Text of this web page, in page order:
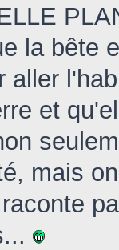
la bête
aller
et
mais